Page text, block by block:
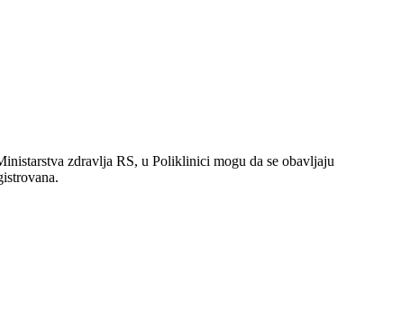
zdravlja RS, u Poliklinici mogu da se obavljaju